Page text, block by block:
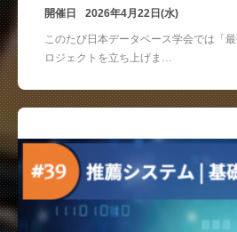
開催日 2026年4月22日(水)
このたび日本データベース学会では「
ロジェクトを立ち上げま…